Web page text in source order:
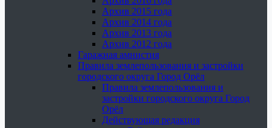
Архив 2015 года
Архив 2014 года
Архив 2013 года
Архив 2012 года
Гаражная амнистия
Правила землепользования и застройки
городского округа Город Орёл
Правила землепользования и
застройки городского округа Город
Орёл
Действующая редакция